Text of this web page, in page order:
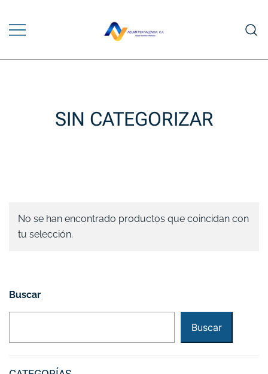
contenido
SIN CATEGORIZAR
No se han encontrado productos que coincidan con
tu selección.
Buscar
Buscar